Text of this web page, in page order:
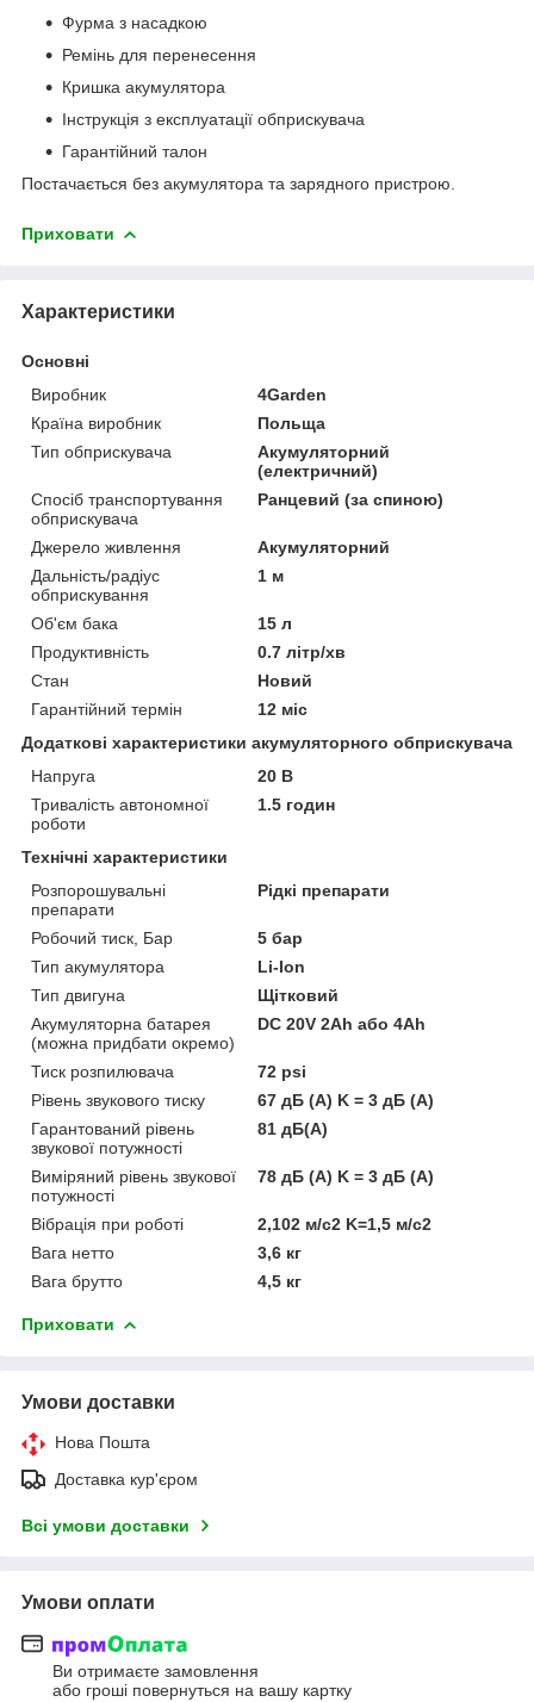
Фурма з насадкою
Ремінь для перенесення
Кришка акумулятора
Інструкція з експлуатації обприскувача
Гарантійний талон
Постачається без акумулятора та зарядного пристрою.
Приховати
Характеристики
Основні
Виробник
4Garden
Країна виробник
Польща
Тип обприскувача
Акумуляторний
(електричний)
Спосіб транспортування
обприскувача
Ранцевий (за спиною)
Джерело живлення
Акумуляторний
Дальність/радіус
обприскування
1 м
Об'єм бака
15 л
Продуктивність
0.7 літр/хв
Стан
Новий
Гарантійний термін
12 міс
Додаткові характеристики акумуляторного обприскувача
Напруга
20 В
Тривалість автономної
роботи
1.5 годин
Технічні характеристики
Розпорошувальні
препарати
Рідкі препарати
Робочий тиск, Бар
5 бар
Тип акумулятора
Li-Ion
Тип двигуна
Щітковий
Акумуляторна батарея
(можна придбати окремо)
DC 20V 2Ah або 4Ah
Тиск розпилювача
72 psi
Рівень звукового тиску
67 дБ (А) K = 3 дБ (А)
Гарантований рівень
звукової потужності
81 дБ(А)
Виміряний рівень звукової
потужності
78 дБ (А) K = 3 дБ (А)
Вібрація при роботі
2,102 м/с2 K=1,5 м/с2
Вага нетто
3,6 кг
Вага брутто
4,5 кг
Приховати
Умови доставки
Нова Пошта
Доставка кур'єром
Всі умови доставки
Умови оплати
Ви отримаєте замовлення
або гроші повернуться на вашу картку